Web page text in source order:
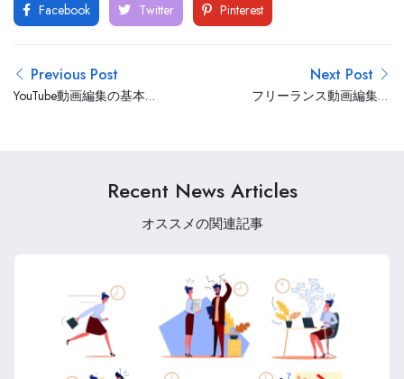
Facebook Twitter Pinterest
Previous Post
YouTube動画編集の基本単
Next Post
フリーランス動画編集の
Recent News Articles
オススメの関連記事